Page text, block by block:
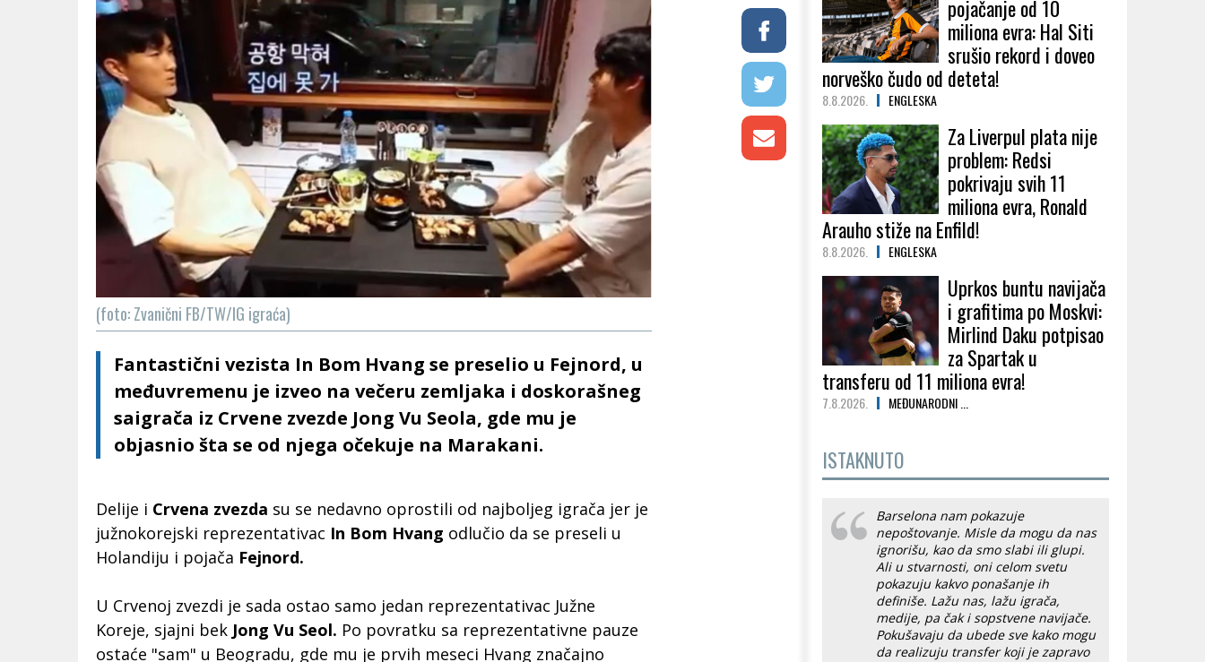
(foto: Zvanični FB/TW/IG igraća)
Fantastični vezista In Bom Hvang se preselio u Fejnord, u
međuvremenu je izveo na večeru zemljaka i doskorašneg
saigrača iz Crvene zvezde Jong Vu Seola, gde mu je
objasnio šta se od njega očekuje na Marakani.
Delije i Crvena zvezda su se nedavno oprostili od najboljeg igrača jer je
južnokorejski reprezentativac In Bom Hvang odlučio da se preseli u
Holandiju i pojača Fejnord.
U Crvenoj zvezdi je sada ostao samo jedan reprezentativac Južne
Koreje, sjajni bek Jong Vu Seol. Po povratku sa reprezentativne pauze
ostaće "sam" u Beogradu, gde mu je prvih meseci Hvang značajno
pojačanje od 10
miliona evra: Hal Siti
srušio rekord i doveo
norveško čudo od deteta!
8.8.2026. ENGLESKA
Za Liverpul plata nije
problem: Redsi
pokrivaju svih 11
miliona evra, Ronald
Arauho stiže na Enfild!
8.8.2026. ENGLESKA
Uprkos buntu navijača
i grafitima po Moskvi:
Mirlind Daku potpisao
za Spartak u
transferu od 11 miliona evra!
7.8.2026. MEĐUNARODNI ...
ISTAKNUTO
Barselona nam pokazuje
nepoštovanje. Misle da mogu da nas
ignorišu, kao da smo slabi ili glupi.
Ali u stvarnosti, oni celom svetu
pokazuju kakvo ponašanje ih
definiše. Lažu nas, lažu igrača,
medije, pa čak i sopstvene navijače.
Pokušavaju da ubede sve kako mogu
da realizuju transfer koji je zapravo